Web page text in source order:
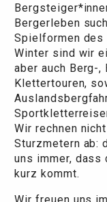
Bergerleben
Spielformen
Winter sind wir
aber auch Berg-,
Klettertouren,
Wir rechnen
Sturzmetern ab:
uns immer, dass
kurz kommt.
Wir freuen uns